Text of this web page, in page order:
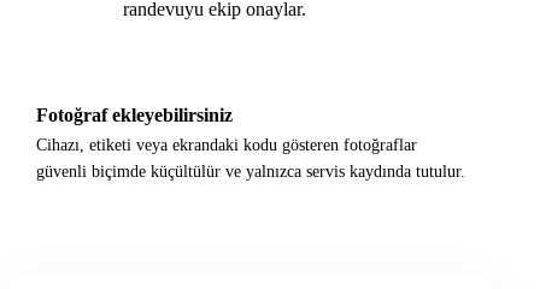
randevuyu ekip onaylar.
Fotoğraf ekleyebilirsiniz
Cihazı, etiketi veya ekrandaki kodu gösteren fotoğraflar
güvenli biçimde küçültülür ve yalnızca servis kaydında tutulur.